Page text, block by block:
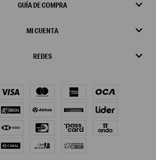
GUÍA DE COMPRA
MI CUENTA
REDES